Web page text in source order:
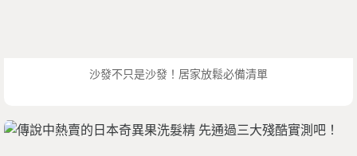
沙發不只是沙發！居家放鬆必備清單